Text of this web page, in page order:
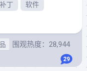
补丁 软件
围观热度：28,944
29